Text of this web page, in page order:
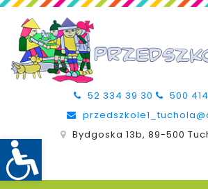
52 334 39 30
500 414
Bydgoska 13b, 89-500